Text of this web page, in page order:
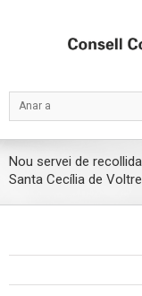
Anar a
Nou servei de
Santa Cecília de